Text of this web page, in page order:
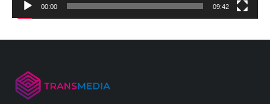
00:00 09:42